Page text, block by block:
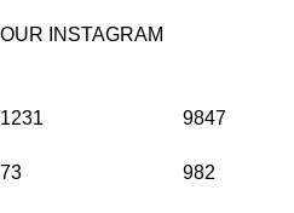
OUR INSTAGRAM
1231
73
9847
982